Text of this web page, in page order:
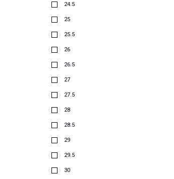
24.5
25
25.5
26
26.5
27
27.5
28
28.5
29
29.5
30